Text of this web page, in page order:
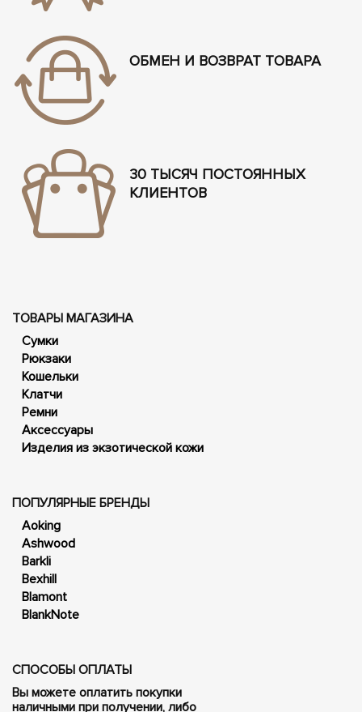
ОБМЕН И ВОЗВРАТ ТОВАРА
30 ТЫСЯЧ ПОСТОЯННЫХ
КЛИЕНТОВ
ТОВАРЫ МАГАЗИНА
Сумки
Рюкзаки
Кошельки
Клатчи
Ремни
Аксессуары
Изделия из экзотической кожи
ПОПУЛЯРНЫЕ БРЕНДЫ
Aoking
Ashwood
Barkli
Bexhill
Blamont
BlankNote
СПОСОБЫ ОПЛАТЫ
Вы можете оплатить покупки
наличными при получении, либо